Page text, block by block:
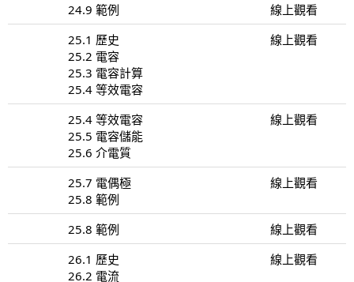
24.9 範例
線上觀看
25.1 歷史
25.2 電容
25.3 電容計算
25.4 等效電容
線上觀看
25.4 等效電容
25.5 電容儲能
25.6 介電質
線上觀看
25.7 電偶極
25.8 範例
線上觀看
25.8 範例
線上觀看
26.1 歷史
26.2 電流
線上觀看